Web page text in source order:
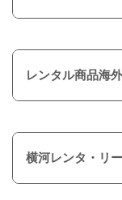
レンタル商品海
横河レンタ・リ